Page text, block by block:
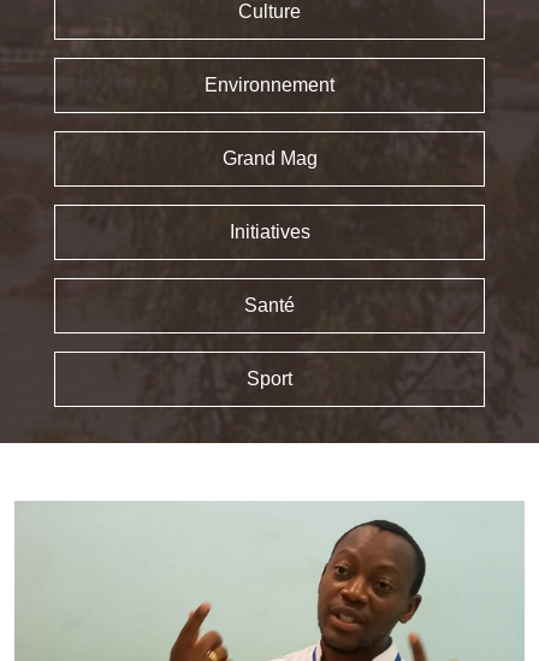
Culture
Environnement
Grand Mag
Initiatives
Santé
Sport